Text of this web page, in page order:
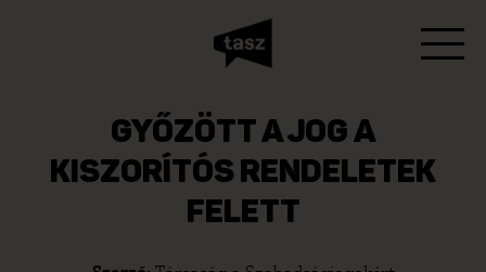
GYŐZÖTT A JOG A
KISZORÍTÓS RENDELETEK
FELETT